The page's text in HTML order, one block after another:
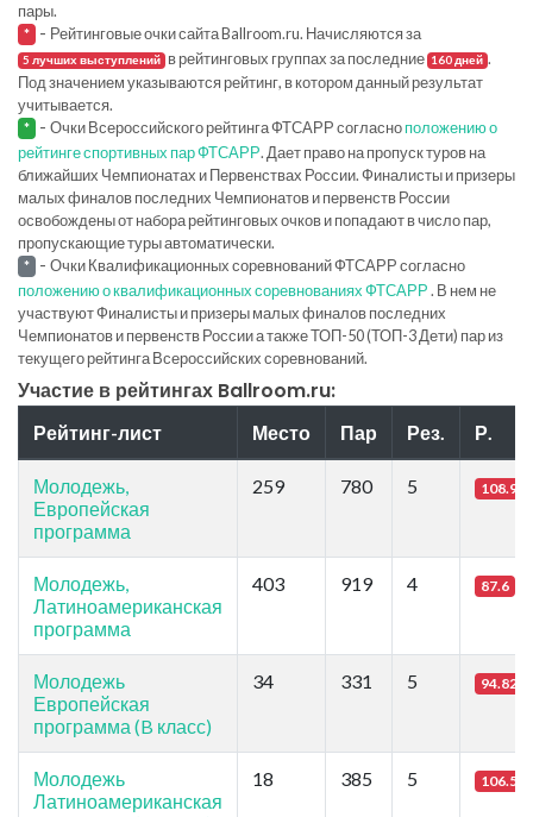
пары.
* - Рейтинговые очки сайта Ballroom.ru. Начисляются за
5 лучших выступлений в рейтинговых группах за последние 160 дней .
Под значением указываются рейтинг, в котором данный результат
учитывается.
* - Очки Всероссийского рейтинга ФТСАРР согласноположению о
рейтинге спортивных пар ФТСАРР. Дает право на пропуск туров на
ближайших Чемпионатах и Первенствах России. Финалисты и призеры
малых финалов последних Чемпионатов и первенств России
освобождены от набора рейтинговых очков и попадают в число пар,
пропускающие туры автоматически.
* - Очки Квалификационных соревнований ФТСАРР согласно
положению о квалификационных соревнованиях ФТСАРР. В нем не
участвуют Финалисты и призеры малых финалов последних
Чемпионатов и первенств России а также ТОП-50 (ТОП-3 Дети) пар из
текущего рейтинга Всероссийских соревнований.
Участие в рейтингах Ballroom.ru:
Рейтинг-лист Место Пар Рез. Р.
Молодежь,
Европейская
программа
259 780 5 108.93
Молодежь,
Латиноамериканская
программа
403 919 4 87.6
Молодежь
Европейская
программа (B класс)
34 331 5 94.82
Молодежь
Латиноамериканская
18 385 5 106.56